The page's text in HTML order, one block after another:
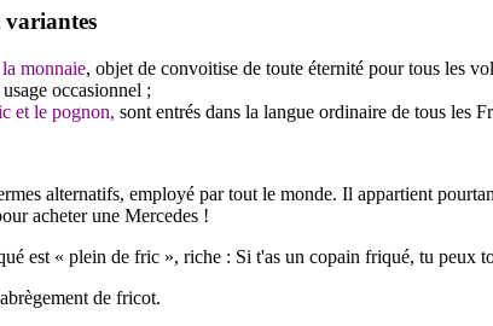
variantes
monnaie, objet de convoitise de toute éternité pour tous les
occasionnel ;
et le pognon, sont entrés dans la langue ordinaire de tous les
alternatifs, employé par tout le monde. Il appartient
acheter une Mercedes !
est « plein de fric », riche : Si t'as un copain friqué, tu peux
de fricot.